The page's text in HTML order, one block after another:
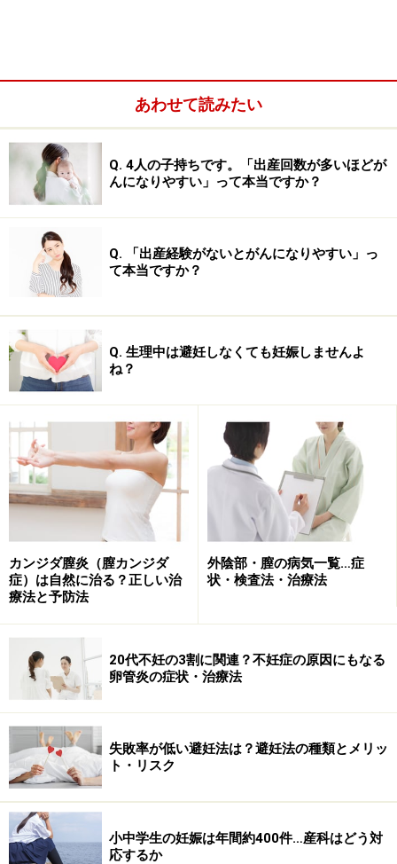
また、おりものを気にしすぎるあまり、トイレに行くた
びにビデで洗ってしまう人もいるようですが、これは善
玉菌まで洗い流してしまうので逆に感染を起こしやすく
してしまいます。ビデを使うのは月経の時期だけにし
正常なおりものの状態
婦人科を受診する患者さんで、月経不順や不正出血に並
んで多いのが「おりもの異常」。しかし、おりものの不
安を訴える患者さんでも実際に拝見すると本当に異常な
おりものが出ている方はそれほど多くなく、気にしすぎ
なことがほとんどです。
正常なおりものは、半透明～白っぽい色で卵白のように
少し粘り気があります。乾くと少しポソポソしたクリー
りません。月経直後は臭いが強めのこともありますが、
それ以外の時期はあまり臭いがないのが普通。おりもの
シートをつけっぱなしにしたり、タンポンを入れっぱな
したりすると雑菌が増えるため臭いが強くなることがあ
ります。
おりもの量の変化は異常ではない
おりものはホルモンの影響を受けて状態や量が変わり、
あわせて読みたい
Q. 4人の子持ちです。「出産回数が多いほどが
んになりやすい」って本当ですか？
Q. 「出産経験がないとがんになりやすい」っ
て本当ですか？
Q. 生理中は避妊しなくても妊娠しませんよ
ね？
カンジダ膣炎（膣カンジダ
症）は自然に治る？正しい治
療法と予防法
外陰部・膣の病気一覧…症
状・検査法・治療法
20代不妊の3割に関連？不妊症の原因にもなる
卵管炎の症状・治療法
失敗率が低い避妊法は？避妊法の種類とメリッ
ト・リスク
小中学生の妊娠は年間約400件…産科はどう対
応するか